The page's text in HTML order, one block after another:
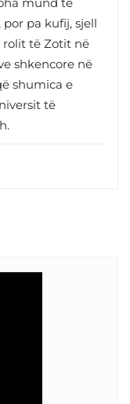
pa kufij, sjell
të Zotit në
shkencore në
shumica e
të